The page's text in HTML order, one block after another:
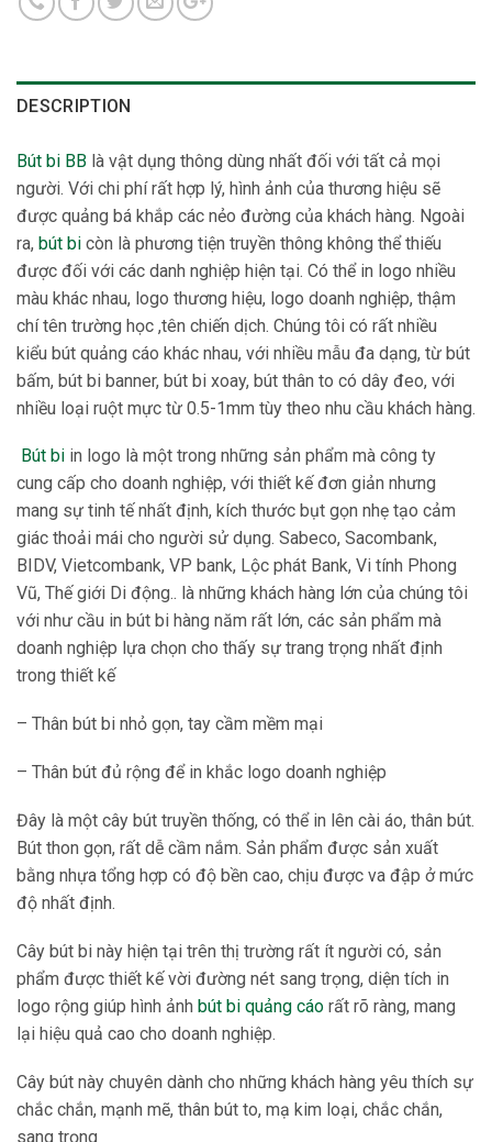
DESCRIPTION
Bút bi BB là vật dụng thông dùng nhất đối với tất cả mọi
người. Với chi phí rất hợp lý, hình ảnh của thương hiệu sẽ
được quảng bá khắp các nẻo đường của khách hàng. Ngoài
ra, bút bi còn là phương tiện truyền thông không thể thiếu
được đối với các danh nghiệp hiện tại. Có thể in logo nhiều
màu khác nhau, logo thương hiệu, logo doanh nghiệp, thậm
chí tên trường học ,tên chiến dịch. Chúng tôi có rất nhiều
kiểu bút quảng cáo khác nhau, với nhiều mẫu đa dạng, từ bút
bấm, bút bi banner, bút bi xoay, bút thân to có dây đeo, với
nhiều loại ruột mực từ 0.5-1mm tùy theo nhu cầu khách hàng.
Bút bi in logo là một trong những sản phẩm mà công ty
cung cấp cho doanh nghiệp, với thiết kế đơn giản nhưng
mang sự tinh tế nhất định, kích thước bụt gọn nhẹ tạo cảm
giác thoải mái cho người sử dụng. Sabeco, Sacombank,
BIDV, Vietcombank, VP bank, Lộc phát Bank, Vi tính Phong
Vũ, Thế giới Di động.. là những khách hàng lớn của chúng tôi
với như cầu in bút bi hàng năm rất lớn, các sản phẩm mà
doanh nghiệp lựa chọn cho thấy sự trang trọng nhất định
trong thiết kế
– Thân bút bi nhỏ gọn, tay cầm mềm mại
– Thân bút đủ rộng để in khắc logo doanh nghiệp
Đây là một cây bút truyền thống, có thể in lên cài áo, thân bút.
Bút thon gọn, rất dễ cầm nắm. Sản phẩm được sản xuất
bằng nhựa tổng hợp có độ bền cao, chịu được va đập ở mức
độ nhất định.
Cây bút bi này hiện tại trên thị trường rất ít người có, sản
phẩm được thiết kế vời đường nét sang trọng, diện tích in
logo rộng giúp hình ảnh bút bi quảng cáo rất rõ ràng, mang
lại hiệu quả cao cho doanh nghiệp.
Cây bút này chuyên dành cho những khách hàng yêu thích sự
chắc chắn, mạnh mẽ, thân bút to, mạ kim loại, chắc chắn,
sang trọng